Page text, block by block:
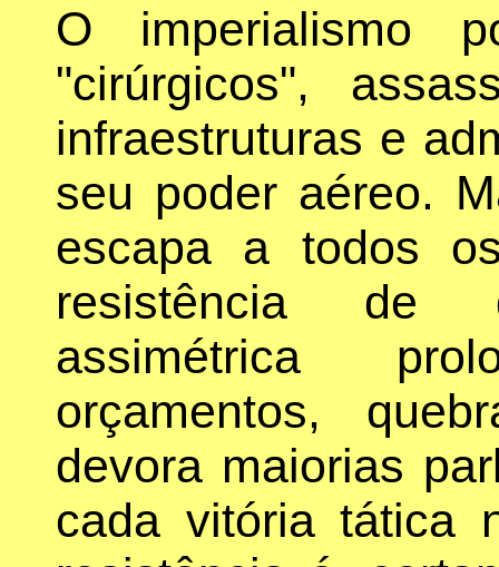
O imperialismo
"cirúrgicos",
infraestruturas e
seu poder aéreo.
escapa a todos
resistência de
assimétrica
orçamentos,
devora maiorias
cada vitória tática